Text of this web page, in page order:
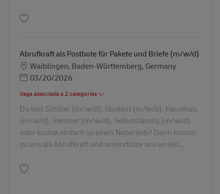
Abrufkraft als Postbote für Pakete und Briefe (m/w/d)
Localização
Waiblingen, Baden-Württemberg, Germany
Posted Date
03/20/2026
Vaga associada a 2 categorias
Du bist Schüler (m/w/d), Student (m/w/d), Hausfrau,
(m/w/d), Rentner (m/w/d), Selbstständig (m/w/d)
oder suchst einfach so einen Nebenjob? Dann komm
zu uns als Abrufkraft und unterstütze uns an ein...